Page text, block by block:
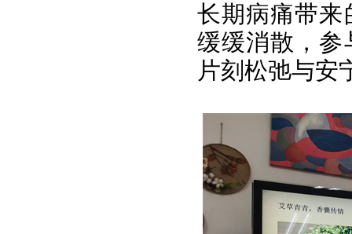
长期病痛带来
缓缓消散，参
片刻松弛与安